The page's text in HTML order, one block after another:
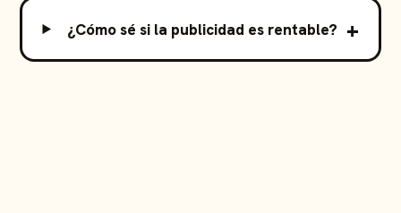
¿Cómo sé si la publicidad es rentable?